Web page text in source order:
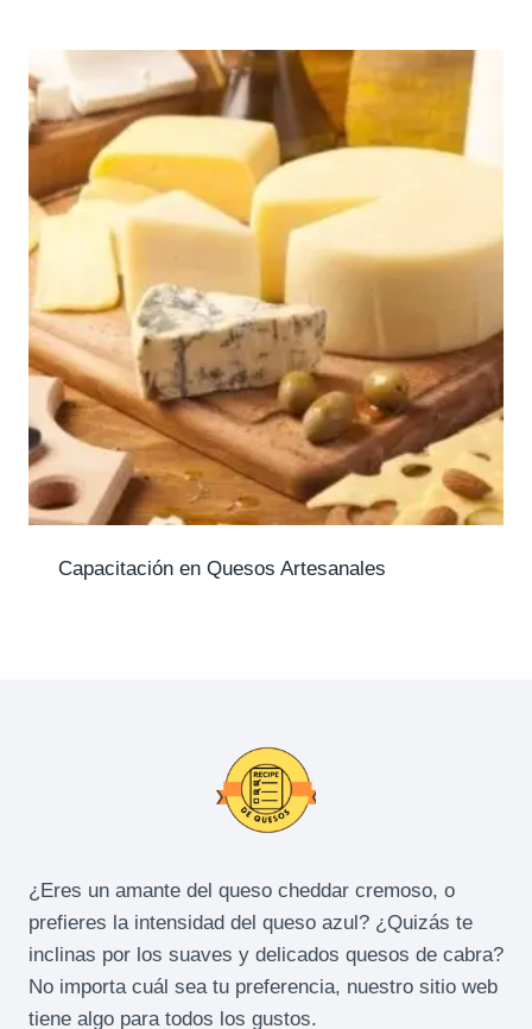
Capacitación en Quesos Artesanales
¿Eres un amante del queso cheddar cremoso, o
prefieres la intensidad del queso azul? ¿Quizás te
inclinas por los suaves y delicados quesos de cabra?
No importa cuál sea tu preferencia, nuestro sitio web
tiene algo para todos los gustos.